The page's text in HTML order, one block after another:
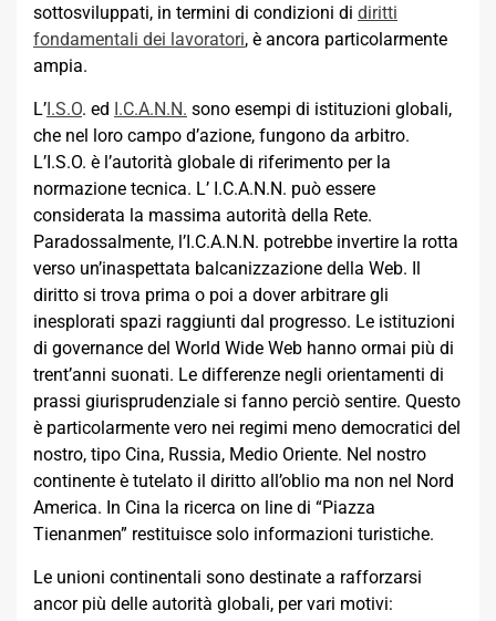
sottosviluppati, in termini di condizioni di diritti
fondamentali dei lavoratori, è ancora particolarmente
ampia.
L’I.S.O. ed I.C.A.N.N. sono esempi di istituzioni globali,
che nel loro campo d’azione, fungono da arbitro.
L’I.S.O. è l’autorità globale di riferimento per la
normazione tecnica. L’ I.C.A.N.N. può essere
considerata la massima autorità della Rete.
Paradossalmente, l’I.C.A.N.N. potrebbe invertire la rotta
verso un’inaspettata balcanizzazione della Web. Il
diritto si trova prima o poi a dover arbitrare gli
inesplorati spazi raggiunti dal progresso. Le istituzioni
di governance del World Wide Web hanno ormai più di
trent’anni suonati. Le differenze negli orientamenti di
prassi giurisprudenziale si fanno perciò sentire. Questo
è particolarmente vero nei regimi meno democratici del
nostro, tipo Cina, Russia, Medio Oriente. Nel nostro
continente è tutelato il diritto all’oblio ma non nel Nord
America. In Cina la ricerca on line di “Piazza
Tienanmen” restituisce solo informazioni turistiche.
Le unioni continentali sono destinate a rafforzarsi
ancor più delle autorità globali, per vari motivi: